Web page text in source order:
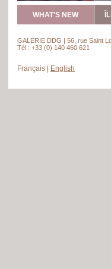
WHAT'S NEW
GALERIE DDG | 56, rue Saint
Tél : +33 (0) 140 460 621
Français English